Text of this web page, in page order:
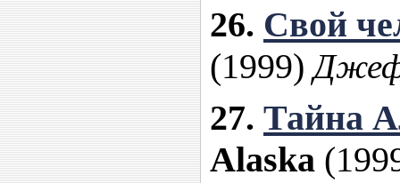
26. Свой
(1999)
27. Тайна
Alaska